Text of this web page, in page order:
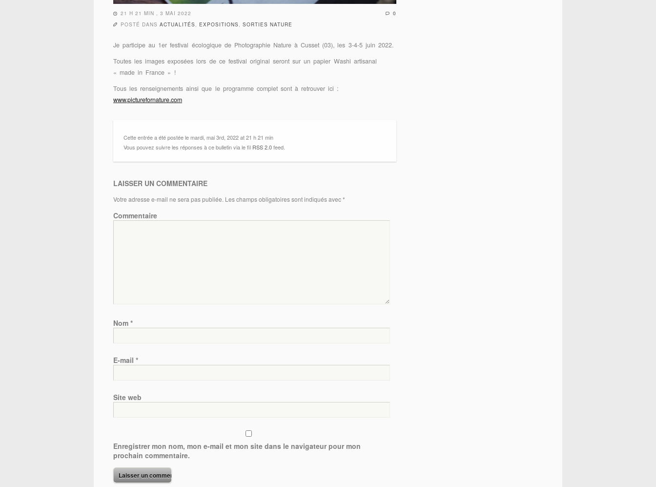
21 H 21 MIN , 3 MAI 2022
0
POSTÉ DANS ACTUALITÉS, EXPOSITIONS, SORTIES NATURE
Je participe au 1er festival écologique de Photographie Nature à Cusset (03), les 3-4-5 juin 2022.
Toutes les images exposées lors de ce festival original seront sur un papier Washi artisanal
« made in France » !
Tous les renseignements ainsi que le programme complet sont à retrouver ici :
www.picturefornature.com
Cette entrée a été postée le mardi, mai 3rd, 2022 at 21 h 21 min
Vous pouvez suivre les réponses à ce bulletin via le fil RSS 2.0feed.
LAISSER UN COMMENTAIRE
Votre adresse e-mail ne sera pas publiée. Les champs obligatoires sont indiqués avec*
Commentaire
Nom *
E-mail *
Site web
Enregistrer mon nom, mon e-mail et mon site dans le navigateur pour mon
prochain commentaire.